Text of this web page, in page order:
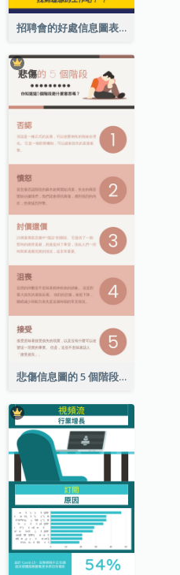
招聘會的好處信息圖表
悲傷信息圖的 5 個階段（附解釋）